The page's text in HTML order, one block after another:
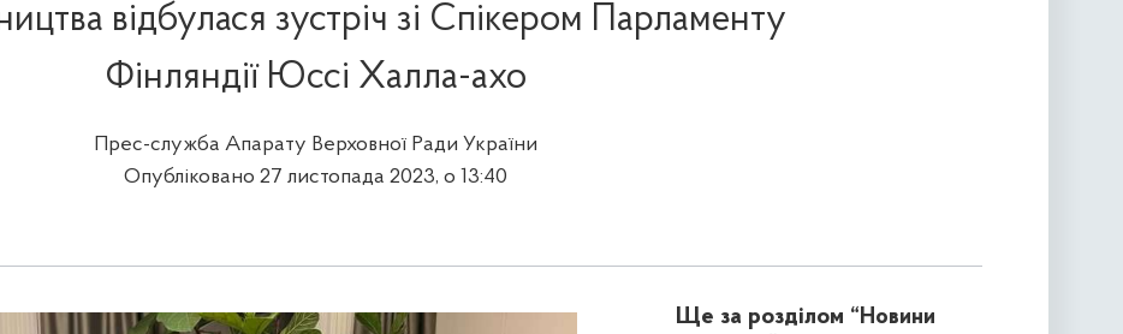
відбулася зустріч зі Спікером Парламенту
Фінляндії Юссі Халла-ахо
Прес-служба Апарату Верховної Ради України
Опубліковано 27 листопада 2023, о 13:40
Ще за розділом “Новини